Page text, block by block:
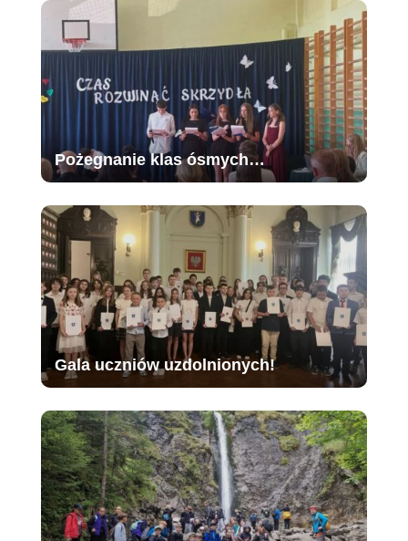
Pożegnanie klas ósmych…
Gala uczniów uzdolnionych!